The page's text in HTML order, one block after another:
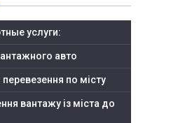
услуги:
авто
перевезення по місту
вантажу із міста до